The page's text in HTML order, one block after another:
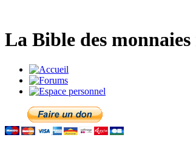
La Bible des